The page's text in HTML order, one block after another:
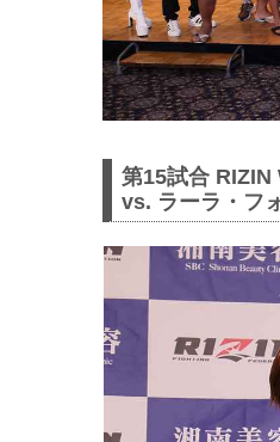
第15試合 RIZIN
vs. ラーラ・フ